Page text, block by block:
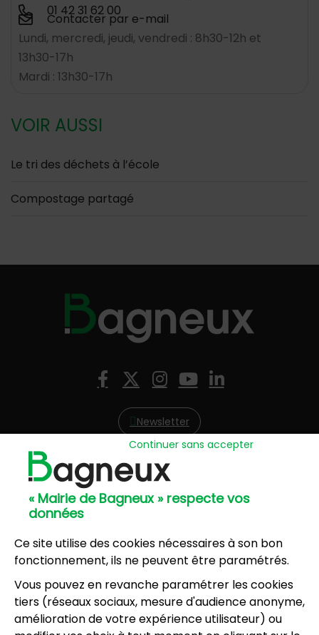
« Mairie de Bagneux » respecte vos
données
Ce site utilise des cookies nécessaires à son bon
fonctionnement, ils ne peuvent être paramétrés.
Vous pouvez en revanche paramétrer les cookies
tiers (réseaux sociaux, mesure d'audience anonyme,
amélioration de votre expérience utilisateur) ou
Continuer sans accepter
01 42 31 62 00
Contacter par e-mail
Lundi, mercredi, jeudi, vendredi : 8h30-12h et
13h30-17h
Mardi : 13h30-17h
VOIR AUSSI
Le tri des déchets à l’école
Compostage partagé
Facebook
X (Twitter)
Instagram
YouTube
LinkedIn
Newsletter
Hôtel de Ville
57, avenue Henri Ravera - 92220 Bagneux
01 42 31 60 00
8, résidence du Port Galand - 92220 Bagneux
01 45 47 62 00
NOUS CONTACTER